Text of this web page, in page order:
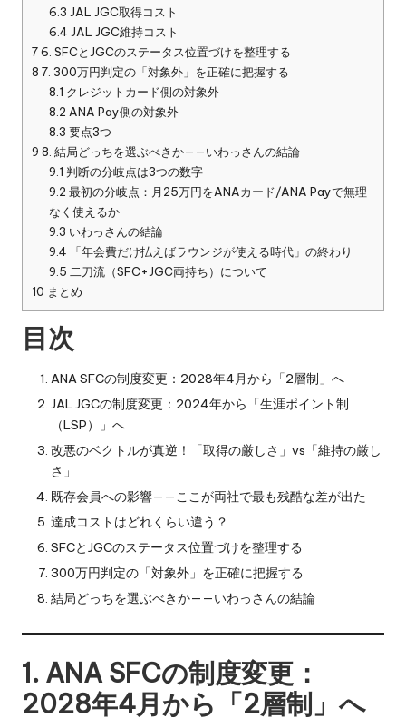
6.3 JAL JGC取得コスト
6.4 JAL JGC維持コスト
76. SFCとJGCのステータス位置づけを整理する
8 7. 300万円判定の「対象外」を正確に把握する
8.1 クレジットカード側の対象外
8.2 ANA Pay側の対象外
8.3 要点3つ
9 8. 結局どっちを選ぶべきか——いわっさんの結論
9.1 判断の分岐点は3つの数字
9.2 最初の分岐点：月25万円をANAカード/ANA Payで無理
なく使えるか
9.3 いわっさんの結論
9.4 「年会費だけ払えばラウンジが使える時代」の終わり
9.5 二刀流（SFC+JGC両持ち）について
10 まとめ
目次
ANA SFCの制度変更：2028年4月から「2層制」へ
JAL JGCの制度変更：2024年から「生涯ポイント制
（LSP）」へ
改悪のベクトルが真逆！「取得の厳しさ」vs「維持の厳し
さ」
既存会員への影響——ここが両社で最も残酷な差が出た
達成コストはどれくらい違う？
SFCとJGCのステータス位置づけを整理する
300万円判定の「対象外」を正確に把握する
結局どっちを選ぶべきか——いわっさんの結論
1. ANA SFCの制度変更：
2028年4月から「2層制」へ